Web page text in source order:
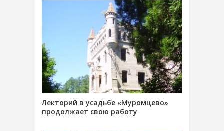
Лекторий в усадьбе «Муромцево»
продолжает свою работу